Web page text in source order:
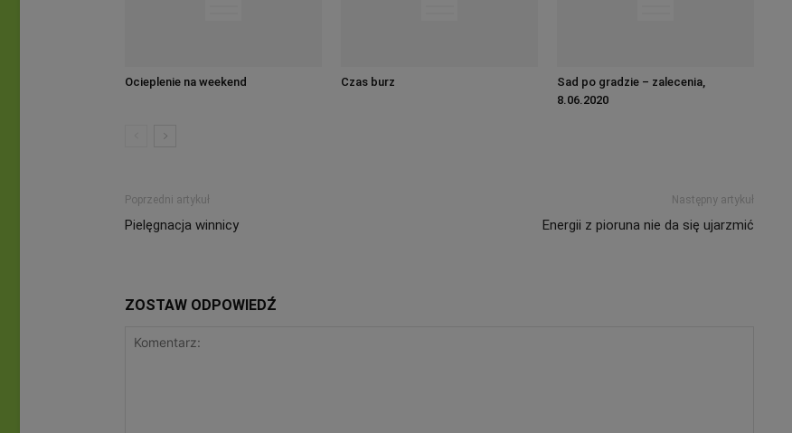
Ocieplenie na weekend Czas burz
Sad po gradzie – zalecenia,
8.06.2020
Poprzedni artykuł
Pielęgnacja winnicy
Następny artykuł
Energii z pioruna nie da się ujarzmić
ZOSTAW ODPOWIEDŹ